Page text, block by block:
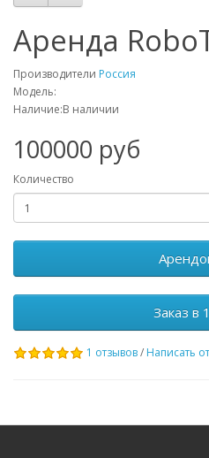
Аренда
Производители Россия
Модель:
Наличие:В наличии
100000 руб
Количество
Заказ в
1 отзывов/ Написать